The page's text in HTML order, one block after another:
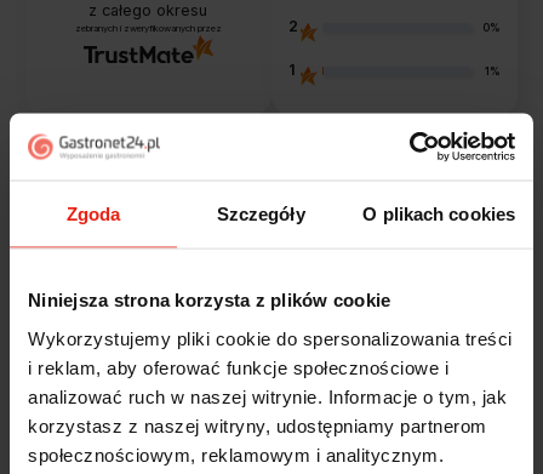
Zgoda Szczegóły O plikach cookies
Niniejsza strona korzysta z plików cookie
Wykorzystujemy pliki cookie do spersonalizowania treści
i reklam, aby oferować funkcje społecznościowe i
analizować ruch w naszej witrynie. Informacje o tym, jak
korzystasz z naszej witryny, udostępniamy partnerom
społecznościowym, reklamowym i analitycznym.
z całego okresu
zebranych i zweryfikowanych przez 2 0%
1 1%
Jak zbieramy opinie?
Alicja
5
Jestem zaskoczona, że ta paczka dotarła do mnie tak
szybko. Paczka dotarła cała i zdrowa. Szybko,
sprawnie, bez problemów. Bardzo pomocna obsługa